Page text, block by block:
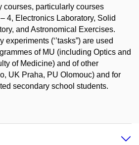
courses, particularly courses
4, Electronics Laboratory, Solid
and Astronomical Exercises.
experiments (‘’tasks”) are used
of MU (including Optics and
of Medicine) and of other
UK Praha, PU Olomouc) and for
secondary school students.